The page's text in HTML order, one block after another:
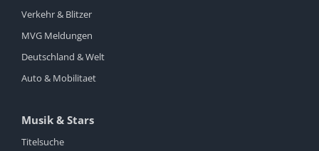
Verkehr & Blitzer
MVG Meldungen
Deutschland & Welt
Auto & Mobilitaet
Musik & Stars
Titelsuche